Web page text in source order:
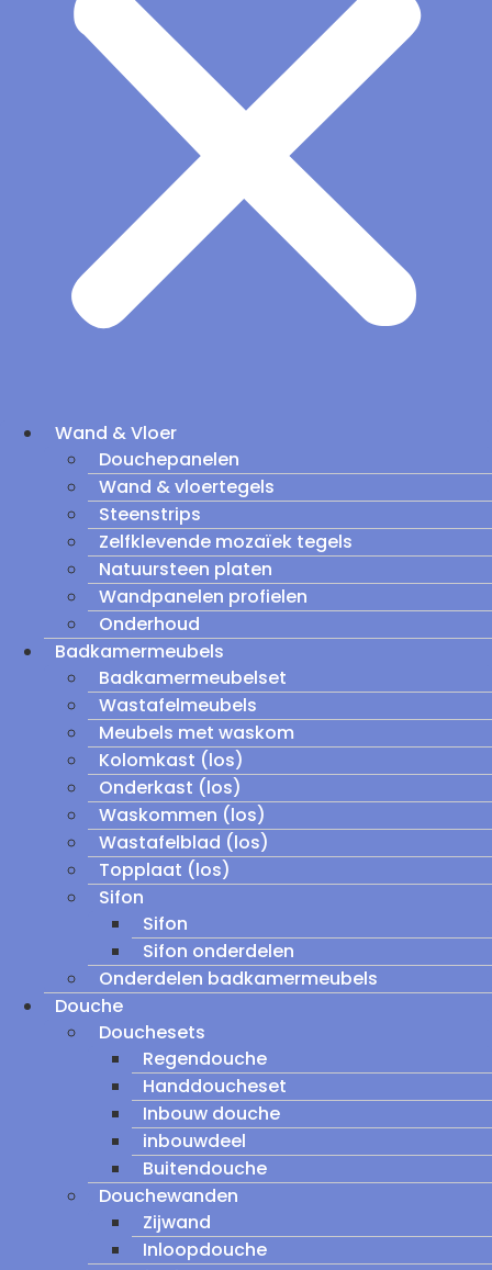
Wand & Vloer
Douchepanelen
Wand & vloertegels
Steenstrips
Zelfklevende mozaïek tegels
Natuursteen platen
Wandpanelen profielen
Onderhoud
Badkamermeubels
Badkamermeubelset
Wastafelmeubels
Meubels met waskom
Kolomkast (los)
Onderkast (los)
Waskommen (los)
Wastafelblad (los)
Topplaat (los)
Sifon
Sifon
Sifon onderdelen
Onderdelen badkamermeubels
Douche
Douchesets
Regendouche
Handdoucheset
Inbouw douche
inbouwdeel
Buitendouche
Douchewanden
Zijwand
Inloopdouche